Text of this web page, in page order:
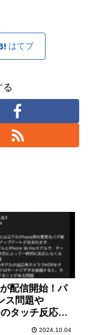
はてブ
る
配信開始！パ
ス問題や
タッチ反応不
2024.10.04